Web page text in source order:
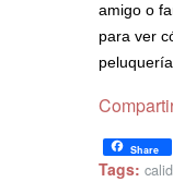
amigo o
para ver
Share
Tags: